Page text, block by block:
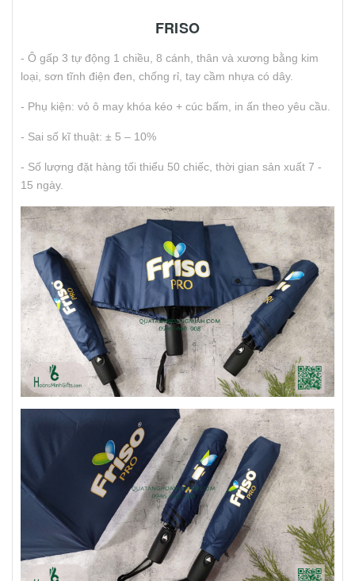
FRISO
- Ô gấp 3 tự động 1 chiều, 8 cánh, thân và xương bằng kim
loại, sơn tĩnh điện đen, chống rỉ, tay cầm nhựa có dây.
- Phụ kiện: vỏ ô may khóa kéo + cúc bấm, in ấn theo yêu cầu.
- Sai số kĩ thuật: ± 5 – 10%
- Số lượng đặt hàng tối thiểu 50 chiếc, thời gian sản xuất 7 -
15 ngày.